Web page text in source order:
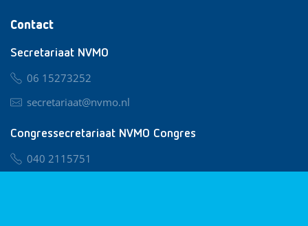
Contact
Secretariaat NVMO
06 15273252
secretariaat@nvmo.nl
Congressecretariaat NVMO Congres
040 2115751